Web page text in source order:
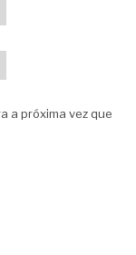
a próxima vez que